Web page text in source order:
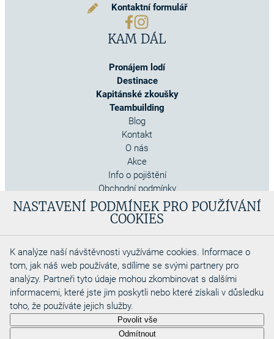
NASTAVENÍ PODMÍNEK PRO POUŽÍVÁNÍ
COOKIES
K analýze naší návštěvnosti využíváme cookies. Informace o
tom, jak náš web používáte, sdílíme se svými partnery pro
analýzy. Partneři tyto údaje mohou zkombinovat s dalšími
informacemi, které jste jim poskytli nebo které získali v důsledku
toho, že používáte jejich služby.
Povolit vše
Odmítnout
Kontaktní formulář
KAM DÁL
Pronájem lodí
Destinace
Kapitánské zkoušky
Teambuilding
Blog
Kontakt
O nás
Akce
Info o pojištění
Obchodní podmínky
Cookies
Copyright 2026
Aquadino s.r.o
Webdesigned by